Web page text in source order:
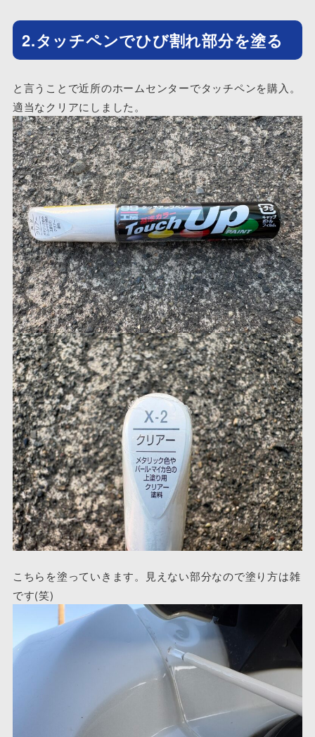
2.タッチペンでひび割れ部分を塗る
と言うことで近所のホームセンターでタッチペンを購入。
適当なクリアにしました。
こちらを塗っていきます。見えない部分なので塗り方は雑
です(笑)